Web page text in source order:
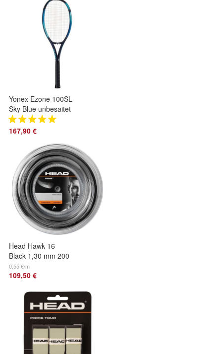
Yonex Ezone 100SL
Sky Blue unbesaitet
167,90 €
Head Hawk 16
Black 1,30 mm 200
m Tennissaiten
Tennis Strings
0,55 €/m
109,50 €